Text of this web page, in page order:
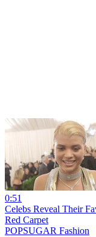
0:51
Celebs Reveal Their
Red Carpet
POPSUGAR Fashion